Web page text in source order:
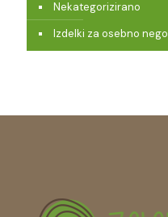
Nekategorizirano
Izdelki za osebno nego